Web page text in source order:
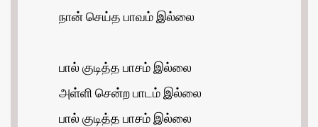
நான் செய்த பாவம் இல்லை
பால் குடித்த பாசம் இல்லை
அள்ளி சென்ற பாடம் இல்லை
பால் குடித்த பாசம் இல்லை